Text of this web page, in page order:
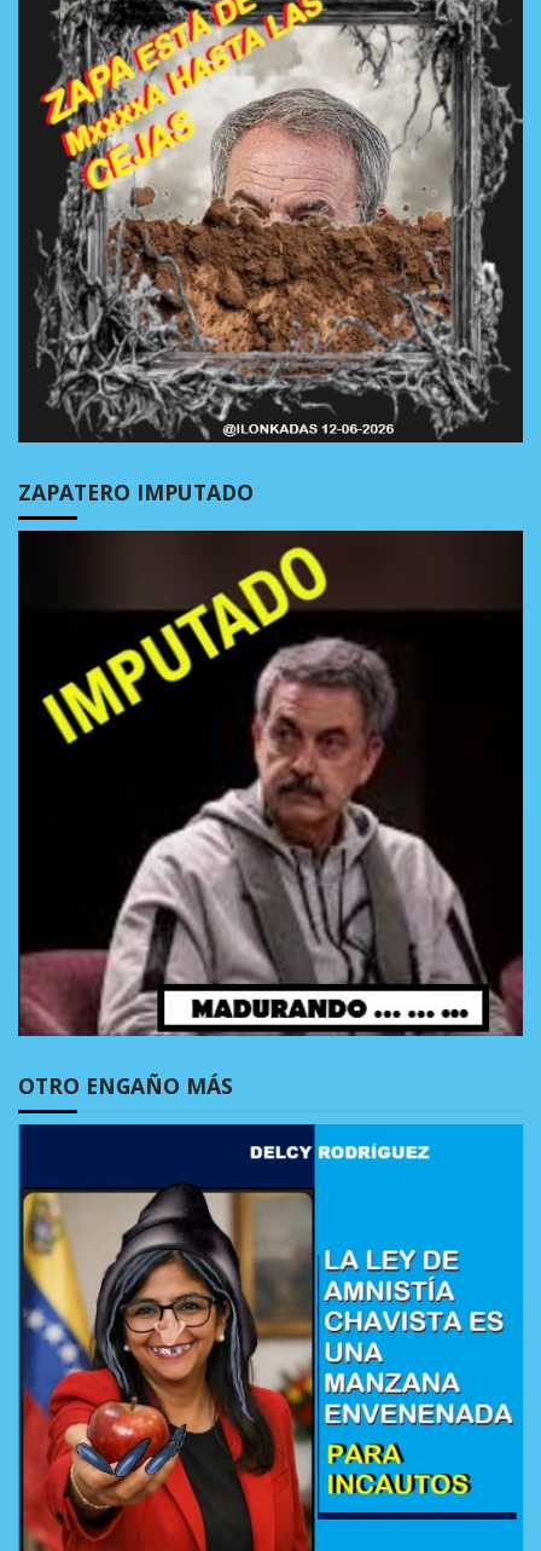
ZAPATERO IMPUTADO
OTRO ENGAÑO MÁS